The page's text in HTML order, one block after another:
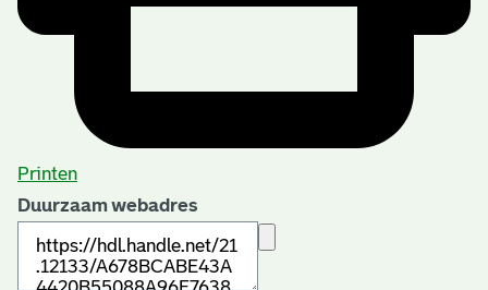
Printen
Duurzaam webadres